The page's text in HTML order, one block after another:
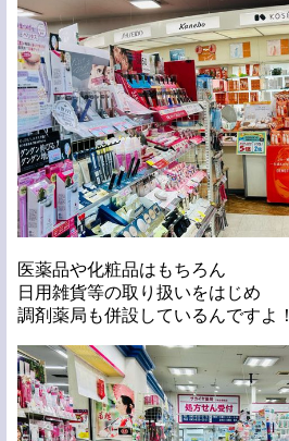
医薬品や化粧品はもちろん
日用雑貨等の取り扱いをはじめ
調剤薬局も併設しているんですよ！